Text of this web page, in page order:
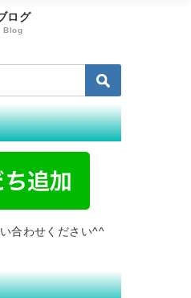
ログ
Blog
プ
関西ギャルズのアドバン
2020年5月4日
合わせください^^